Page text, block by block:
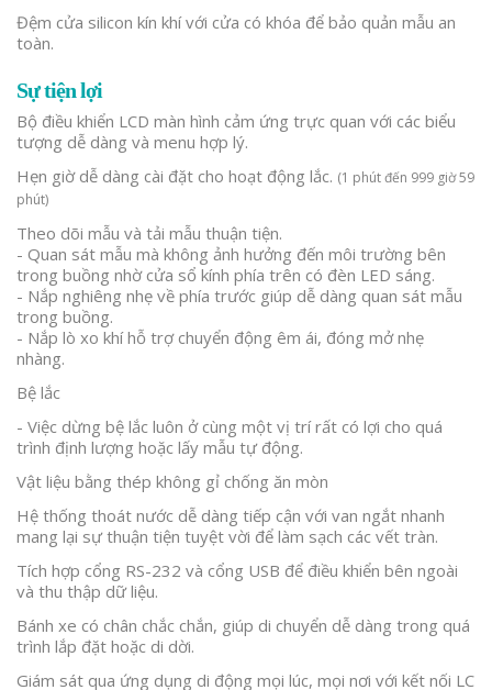
Đệm cửa silicon kín khí với cửa có khóa để bảo quản mẫu an
toàn.
Sự tiện lợi
Bộ điều khiển LCD màn hình cảm ứng trực quan với các biểu
tượng dễ dàng và menu hợp lý.
Hẹn giờ dễ dàng cài đặt cho hoạt động lắc. (1 phút đến 999 giờ 59
phút)
Theo dõi mẫu và tải mẫu thuận tiện.
- Quan sát mẫu mà không ảnh hưởng đến môi trường bên
trong buồng nhờ cửa sổ kính phía trên có đèn LED sáng.
- Nắp nghiêng nhẹ về phía trước giúp dễ dàng quan sát mẫu
trong buồng.
- Nắp lò xo khí hỗ trợ chuyển động êm ái, đóng mở nhẹ
nhàng.
Bệ lắc
- Việc dừng bệ lắc luôn ở cùng một vị trí rất có lợi cho quá
trình định lượng hoặc lấy mẫu tự động.
Vật liệu bằng thép không gỉ chống ăn mòn
Hệ thống thoát nước dễ dàng tiếp cận với van ngắt nhanh
mang lại sự thuận tiện tuyệt vời để làm sạch các vết tràn.
Tích hợp cổng RS-232 và cổng USB để điều khiển bên ngoài
và thu thập dữ liệu.
Bánh xe có chân chắc chắn, giúp di chuyển dễ dàng trong quá
trình lắp đặt hoặc di dời.
Giám sát qua ứng dụng di động mọi lúc, mọi nơi với kết nối LC